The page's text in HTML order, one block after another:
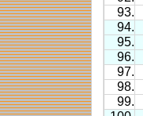
93.
94.
95.
96.
97.
98.
99.